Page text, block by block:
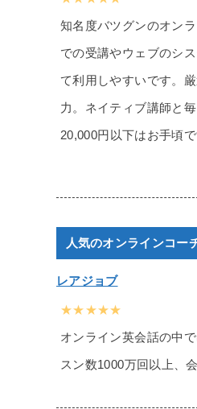
知名度バツグンのオン
での受講やウェブのシ
て利用しやすいです。
力。ネイティブ講師と
20,000円以下はお手頃で
人気のオンラインコー
レアジョブ
★★★★★
オンライン英会話の中
スン数1000万回以上、